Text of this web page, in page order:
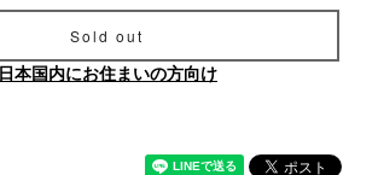
Sold out
日本国内にお住まいの方向け